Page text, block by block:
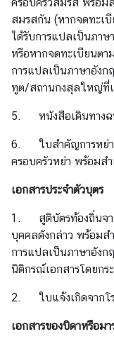
ทู
ต
ฯ
ข่
ล
ะ
กิ
จ
ก
ร
ร
ธุ
สมรสกัน (หากจดทะเ
ได้รับการแปลเป็นภา
หรือหากจดทะเบียนตา
การแปลเป็นภาษาอังก
ทูต/สถานกงสุลใหญ่ที่เ
5. หนังสือเดินทางฉ
6. ใบสำคัญการหย่า
ครอบครัวหย่า พร้อมส
เอกสารประจำตัวบุตร
1. สูติบัตรท้องถิ่นจาก
บุคคลดังกล่าว พร้อมส
การแปลเป็นภาษาอัง
นิติกรณ์เอกสารโดยกร
2. ใบแจ้งเกิดจากโ
เอกสารของบิดาหรือ